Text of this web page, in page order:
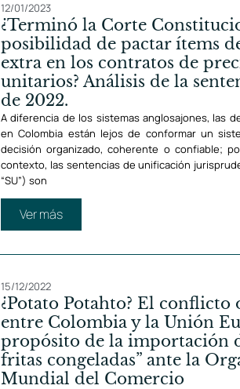
12/01/2023
¿Terminó la Corte
posibilidad de pactar ítems
extra en los contratos de
unitarios? Análisis de la
de 2022.
A diferencia de los sistemas anglosajones, las
en Colombia están lejos de conformar un
decisión organizado, coherente o confiable;
contexto, las sentencias de unificación
“SU”) son
Ver más
15/12/2022
¿Potato Potahto? El conflicto
entre Colombia y la Unión
propósito de la importación
fritas congeladas” ante la
Mundial del Comercio